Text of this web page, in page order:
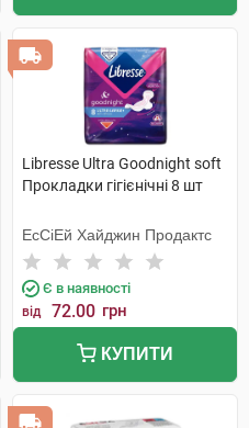
Libresse Ultra Goodnight soft
Прокладки гігієнічні 8 шт
ЕсСіЕй Хайджин Продактс
Є в наявності
від 72.00 грн
КУПИТИ